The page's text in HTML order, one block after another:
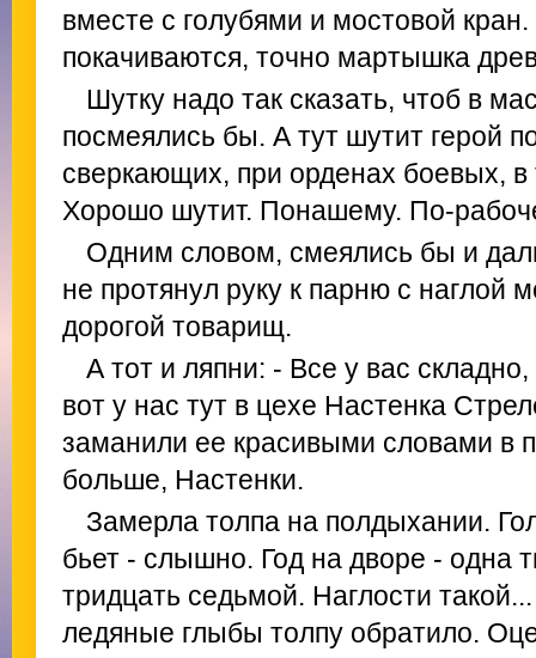
вместе с голубями и мостовой
покачиваются, точно мартышка
Шутку надо так сказать, чтоб в
посмеялись бы. А тут шутит герой
сверкающих, при орденах боевых,
Хорошо шутит. Понашему. По-
Одним словом, смеялись бы и
не протянул руку к парню с наглой
дорогой товарищ.
А тот и ляпни: - Все у вас
вот у нас тут в цехе Настенка
заманили ее красивыми словами в
больше, Настенки.
Замерла толпа на полдыхании.
бьет - слышно. Год на дворе - одна
тридцать седьмой. Наглости
ледяные глыбы толпу обратило.